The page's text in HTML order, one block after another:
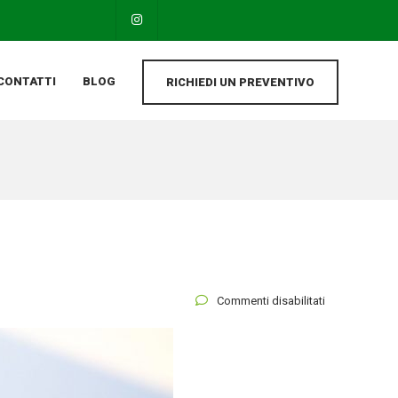
BLOG RICHIEDI UN PREVENTIVO
Commenti disabilitatisu